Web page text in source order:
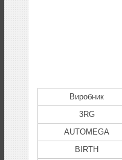
Виробник
3RG
AUTOMEGA
BIRTH